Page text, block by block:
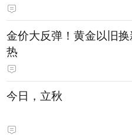
金价大反弹！黄金以旧
热
今日，立秋